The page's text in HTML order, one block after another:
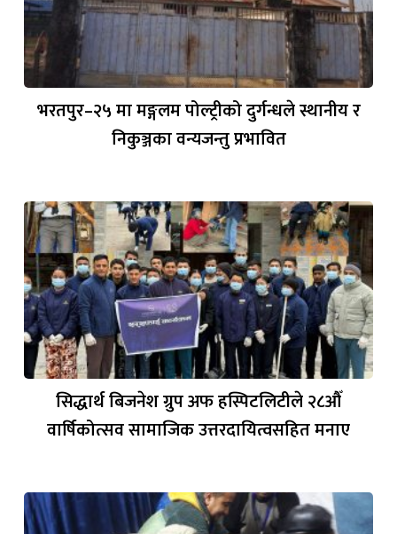
भरतपुर–२५ मा मङ्गलम पोल्ट्रीको दुर्गन्धले स्थानीय र
निकुञ्जका वन्यजन्तु प्रभावित
सिद्धार्थ बिजनेश ग्रुप अफ हस्पिटलिटीले २८औँ
वार्षिकोत्सव सामाजिक उत्तरदायित्वसहित मनाए